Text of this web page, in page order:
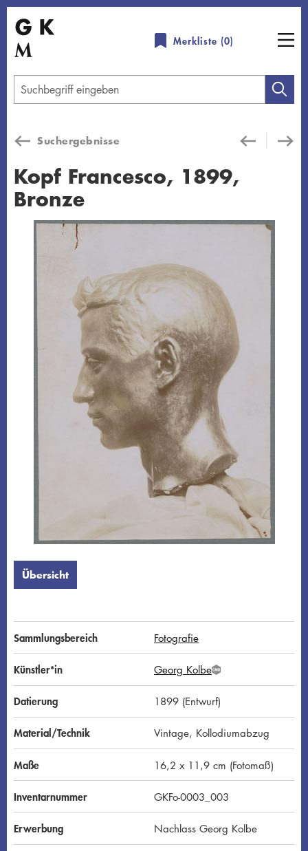
Direkt
zum
Inhalt
Merkliste (0)
Geben
Sie
Suchbegriff
Suchergebnisse
Kopf Francesco, 1899,
Bronze
Übersicht schließen
Übersicht
Sammlungsbereich Fotografie
Künstler*in Georg KolbeG
N
D
Datierung 1899 (Entwurf)
Material/Technik Vintage, Kollodiumabzug
Maße 16,2 x 11,9 cm (Fotomaß)
Inventarnummer GKFo-0003_003
Erwerbung Nachlass Georg Kolbe